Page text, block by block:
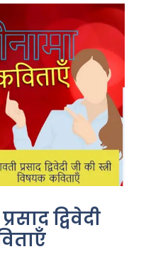
द्विवेदी